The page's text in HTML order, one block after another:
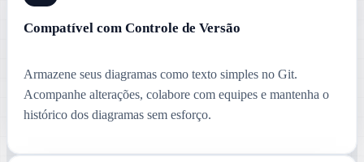
Compatível com Controle de Versão
Armazene seus diagramas como texto simples no Git.
Acompanhe alterações, colabore com equipes e mantenha o
histórico dos diagramas sem esforço.